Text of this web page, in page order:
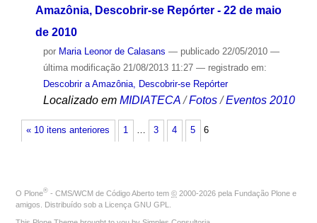
Amazônia, Descobrir-se Repórter - 22 de maio
de 2010
por Maria Leonor de Calasans — publicado22/05/2010 —
última modificação21/08/2013 11:27 — registrado em:
Descobrir a Amazônia, Descobrir-se Repórter
Localizado em MIDIATECA /Fotos /Eventos 2010
« 10 itens anteriores 1 … 3 4 5 6
O Plone® - CMS/WCM de Código Aberto tem © 2000-2026 pela Fundação Plone e
amigos. Distribuído sob a Licença GNU GPL